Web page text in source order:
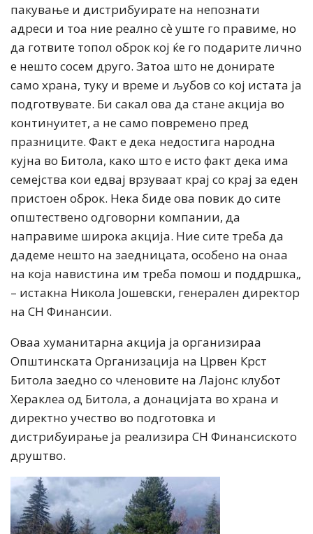
пакување и дистрибуирате на непознати
адреси и тоа ние реално сѐ уште го правиме, но
да готвите топол оброк кој ќе го подарите лично
е нешто сосем друго. Затоа што не донирате
само храна, туку и време и љубов со кој истата ја
подготвувате. Би сакал ова да стане акција во
континуитет, а не само повремено пред
празниците. Факт е дека недостига народна
кујна во Битола, како што е исто факт дека има
семејства кои едвај врзуваат крај со крај за еден
пристоен оброк. Нека биде ова повик до сите
општествено одговорни компании, да
направиме широка акција. Ние сите треба да
дадеме нешто на заедницата, особено на онаа
на која навистина им треба помош и поддршка„
– истакна Никола Јошевски, генерален директор
на СН Финансии.
Оваа хуманитарна акција ја организираа
Општинската Организација на Црвен Крст
Битола заедно со членовите на Лајонс клубот
Хераклеа од Битола, а донацијата во храна и
директно учество во подготовка и
дистрибуирање ја реализира СН Финансиското
друштво.